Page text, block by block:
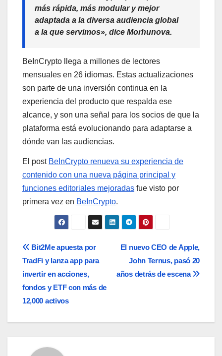
más rápida, más modular y mejor
adaptada a la diversa audiencia global
a la que servimos», dice Morhunova.
BeInCrypto llega a millones de lectores
mensuales en 26 idiomas. Estas actualizaciones
son parte de una inversión continua en la
experiencia del producto que respalda ese
alcance, y son una señal para los socios de que la
plataforma está evolucionando para adaptarse a
dónde van las audiencias.
El post BeInCrypto renueva su experiencia de
contenido con una nueva página principal y
funciones editoriales mejoradas fue visto por
primera vez en BeInCrypto.
Navegación
de
entradas
El nuevo CEO de Apple,
John Ternus, pasó 20
años detrás de escena
Bit2Me apuesta por
TradFi y lanza app para
invertir en acciones,
fondos y ETF con más de
12,000 activos